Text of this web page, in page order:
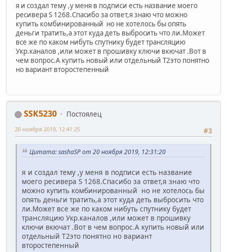
я и создал тему ,у меня в подписи есть название моего
ресивера S 1268.Спасибо за ответ,я знаю что можно
купить комбинированный но не хотелось бы опять
деньги тратить,а этот куда деть выбросить что ли.Может
все же по каком нибуть спутнику будет трансляцию
Укр.каналов ,или может в прошивку ключи вкючат .Вот в
чем вопрос.А купить новый или отдельный Т2это понятно
но вариант второстепенный
SSK5230
Постоялец
#3
20 ноября 2019, 12:41:25
Цитата: sashaSP от 20 ноября 2019, 12:31:20
я и создал тему ,у меня в подписи есть название
моего ресивера S 1268.Спасибо за ответ,я знаю что
можно купить комбинированный но не хотелось бы
опять деньги тратить,а этот куда деть выбросить что
ли.Может все же по каком нибуть спутнику будет
трансляцию Укр.каналов ,или может в прошивку
ключи вкючат .Вот в чем вопрос.А купить новый или
отдельный Т2это понятно но вариант
второстепенный